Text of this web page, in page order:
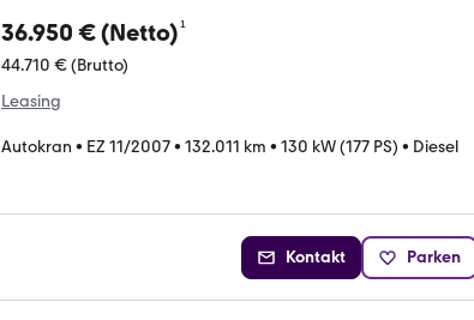
36.950 € (Netto)¹
44.710 € (Brutto)
Leasing
Autokran • EZ 11/2007• 132.011 km • 130 kW (177 PS) • Diesel
Kontakt Parken